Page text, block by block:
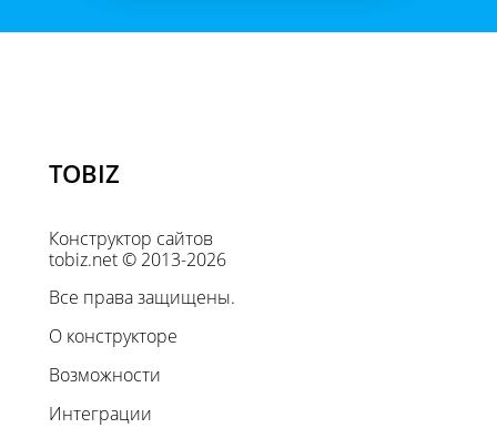
TOBIZ
Конструктор сайтов
tobiz.net © 2013-2026
Все права защищены.
О конструкторе
Возможности
Интеграции